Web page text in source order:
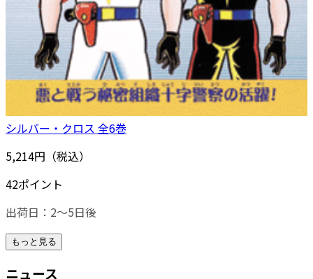
シルバー・クロス 全6巻
5,214円（税込）
42ポイント
出荷日：2～5日後
もっと見る
ニュース